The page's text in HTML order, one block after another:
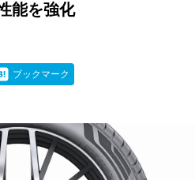
能を強化
ブックマーク